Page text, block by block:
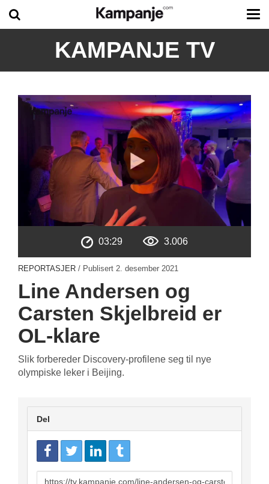
KAMPANJE TV
03:29 3.006
REPORTASJER / Publisert 2. desember 2021
Line Andersen og
Carsten Skjelbreid er
OL-klare
Slik forbereder Discovery-profilene seg til nye
olympiske leker i Beijing.
Del
URL